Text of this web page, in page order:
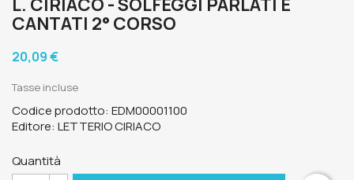
L. CIRIACO - SOLFEGGI PARLATI E
CANTATI 2° CORSO
20,09 €
Tasse incluse
Codice prodotto: EDM00001100
Editore: LETTERIO CIRIACO
Quantità